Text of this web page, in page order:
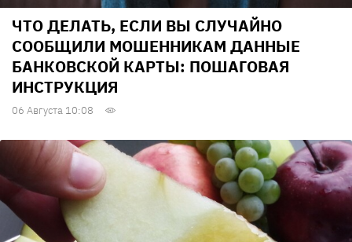
ЧТО ДЕЛАТЬ, ЕСЛИ ВЫ СЛУЧАЙНО
СООБЩИЛИ МОШЕННИКАМ ДАННЫЕ
БАНКОВСКОЙ КАРТЫ: ПОШАГОВАЯ
ИНСТРУКЦИЯ
06 Августа 10:08